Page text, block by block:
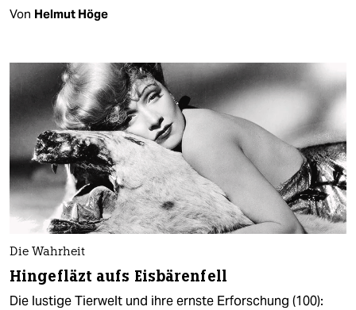
Von Helmut Höge
Die Wahrheit
Hingefläzt aufs Eisbärenfell
Die lustige Tierwelt und ihre ernste Erforschung (100):